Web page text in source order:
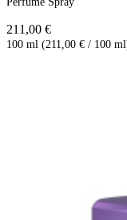
211,00 €
100 ml (211,00 € / 100